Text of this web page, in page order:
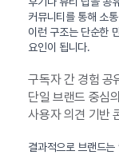
커뮤니티를 통해 소
이런 구조는 단순한
요인이 됩니다.
구독자 간 경험 공
단일 브랜드 중심
사용자 의견 기반
결과적으로 브랜드는